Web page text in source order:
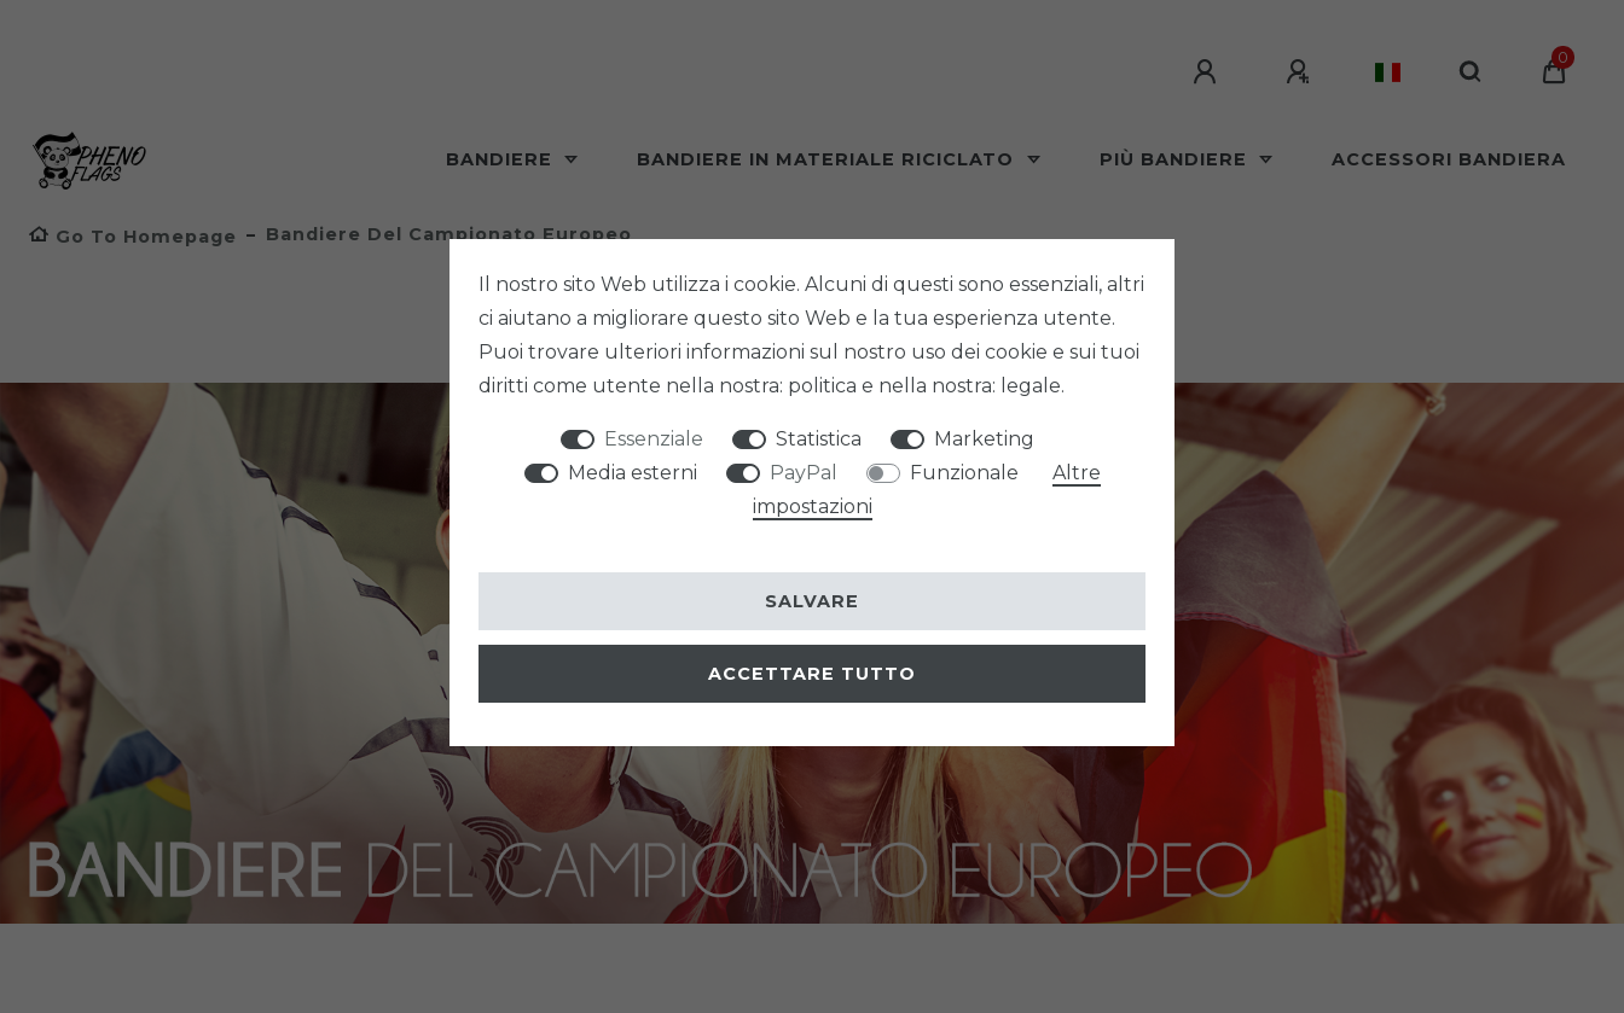
0
BANDIERE BANDIERE IN MATERIALE RICICLATO PIÙ BANDIERE ACCESSORI BANDIERA
Go To Homepage Bandiere Del Campionato Europeo
Il nostro sito Web utilizza i cookie. Alcuni di questi sono essenziali, altri
ci aiutano a migliorare questo sito Web e la tua esperienza utente.
Puoi trovare ulteriori informazioni sul nostro uso dei cookie e sui tuoi
diritti come utente nella nostra: politica e nella nostra: legale.
Essenziale Statistica
Marketing
Media esterni
PayPal Funzionale
Altre
impostazioni
ACCETTARE TUTTO
SALVARE